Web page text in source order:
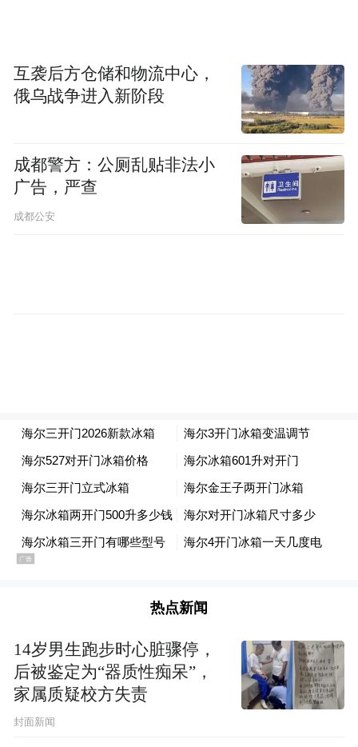
生在自己身上。”
血友病，先天性凝血因子缺乏，轻微磕碰就
节永久损毁。对于重型患者来说，预防治疗
要从婴幼儿期开始：每两到三天，静脉输注
一次凝血因子。
“最难受的不是扎针，是明知道孩子疼，却只
能继续。”
类似的经历，在很多血友病家庭中并不少
见。
2020年，由于新冠疫情，医院和诊所都去不
了。为了不耽误孩子的治疗，李先生一咬
他，病友家属群里互相打气。他反复练习了
很久。学会之后，每次扎针前还是会紧张。
可几年后，新的问题随之而来——孩子长大
互袭后方仓储和物流中心，
俄乌战争进入新阶段
成都警方：公厕乱贴非法小
广告，严查
成都公安
热点新闻
14岁男生跑步时心脏骤停，
后被鉴定为“器质性痴呆”，
家属质疑校方失责
封面新闻